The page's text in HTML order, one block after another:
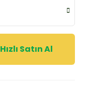
Hızlı Satın Al